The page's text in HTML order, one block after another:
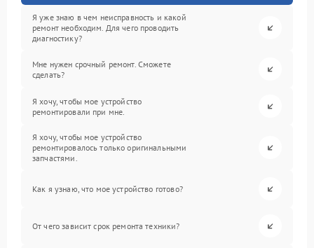
Я уже знаю в чем неисправность и какой
ремонт необходим. Для чего проводить
диагностику?
Мне нужен срочный ремонт. Сможете
сделать?
Я хочу, чтобы мое устройство
ремонтировали при мне.
Я хочу, чтобы мое устройство
ремонтировалось только оригинальными
запчастями.
Как я узнаю, что мое устройство готово?
От чего зависит срок ремонта техники?